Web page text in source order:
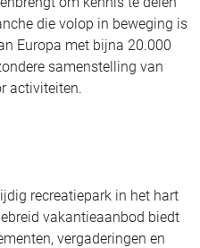
die volop in beweging is
Europa met bijna 20.000
samenstelling van
activiteiten.
recreatiepark in het hart
vakantieaanbod biedt
vergaderingen en